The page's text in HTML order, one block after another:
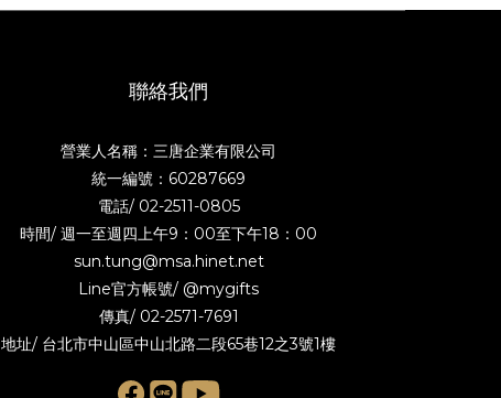
聯絡我們
營業人名稱：三唐企業有限公司
統一編號：60287669
電話/ 02-2511-0805
時間/ 週一至週四上午9：00至下午18：00
sun.tung@msa.hinet.net
Line官方帳號/ @mygifts
傳真/ 02-2571-7691
地址/ 台北市中山區中山北路二段65巷12之3號1樓